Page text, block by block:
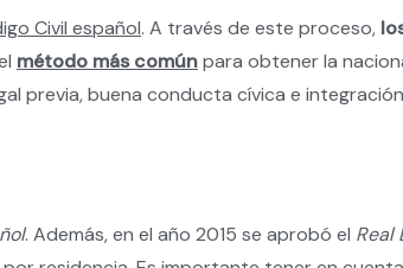
Civil español. A través de este proceso,
método más comúnpara obtener la
previa, buena conducta cívica e
. Además, en el año 2015 se aprobó el Real